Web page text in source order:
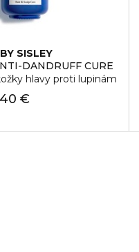
OIL
SISLEY
DANDRUFF CURE
hlavy proti lupinám
€